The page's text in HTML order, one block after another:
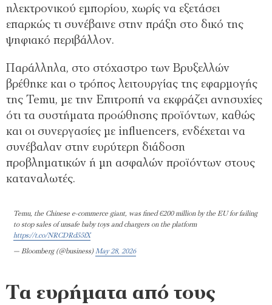
ηλεκτρονικού εμπορίου, χωρίς να εξετάσει
επαρκώς τι συνέβαινε στην πράξη στο δικό της
ψηφιακό περιβάλλον.
Παράλληλα, στο στόχαστρο των Βρυξελλών
βρέθηκε και ο τρόπος λειτουργίας της εφαρμογής
της Temu, με την Επιτροπή να εκφράζει ανησυχίες
ότι τα συστήματα προώθησης προϊόντων, καθώς
και οι συνεργασίες με influencers, ενδέχεται να
συνέβαλαν στην ευρύτερη διάδοση
προβληματικών ή μη ασφαλών προϊόντων στους
καταναλωτές.
Temu, the Chinese e-commerce giant, was fined €200 million by the EU for failing
to stop sales of unsafe baby toys and chargers on the platform
https://t.co/NRCDRd55fX
— Bloomberg (@business)May 28, 2026
Τα ευρήματα από τους